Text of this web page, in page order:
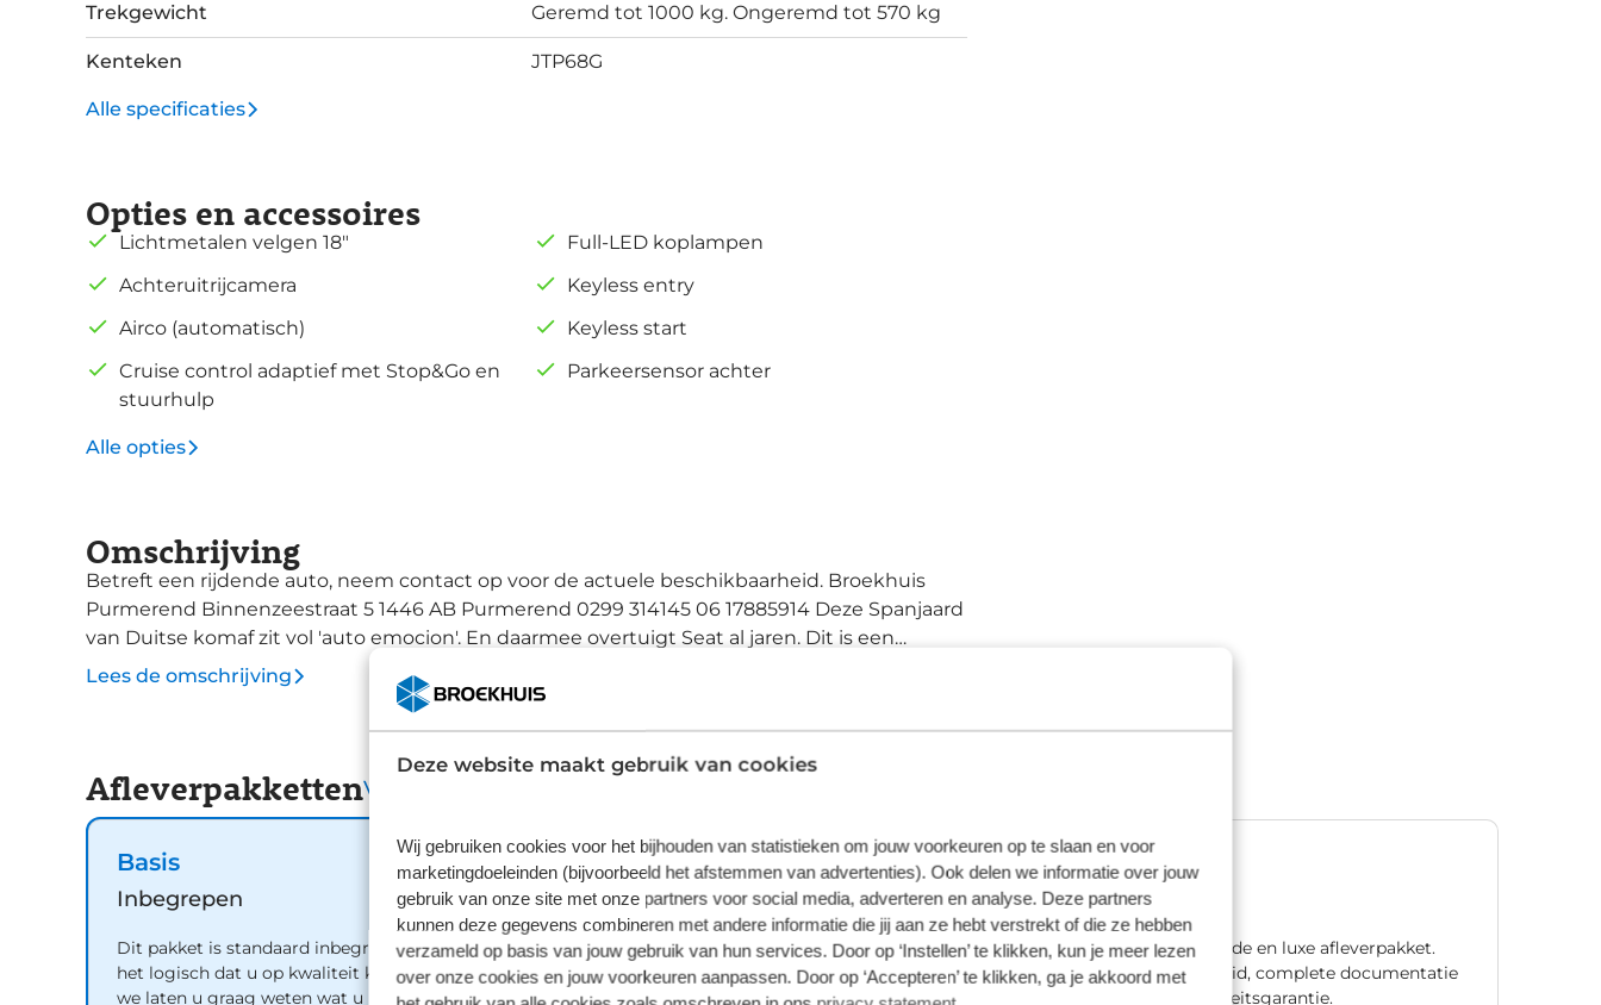
Deze website maakt gebruik van cookies
Wij gebruiken cookies voor het bijhouden van statistieken om jouw voorkeuren op te slaan en voor
marketingdoeleinden (bijvoorbeeld het afstemmen van advertenties). Ook delen we informatie over jouw
gebruik van onze site met onze partners voor social media, adverteren en analyse. Deze partners
kunnen deze gegevens combineren met andere informatie die jij aan ze hebt verstrekt of die ze hebben
verzameld op basis van jouw gebruik van hun services. Door op ‘Instellen’ te klikken, kun je meer lezen
over onze cookies en jouw voorkeuren aanpassen. Door op ‘Accepteren’ te klikken, ga je akkoord met
Trekgewicht Geremd tot 1000 kg. Ongeremd tot 570 kg
Kenteken JTP68G
Alle specificaties
Opties en accessoires
Lichtmetalen velgen 18"
Achteruitrijcamera
Airco (automatisch)
Cruise control adaptief met Stop&Go en
stuurhulp
Full-LED koplampen
Keyless entry
Keyless start
Parkeersensor achter
Alle opties
Omschrijving
Betreft een rijdende auto, neem contact op voor de actuele beschikbaarheid. Broekhuis
Purmerend Binnenzeestraat 5 1446 AB Purmerend 0299 314145 06 17885914 Deze Spanjaard
van Duitse komaf zit vol 'auto emocion'. En daarmee overtuigt Seat al jaren. Dit is een
nieuwe auto, hij is nu direct leverbaar. In deze auto vindt u een benzinemotor en een
handgeschakelde vijfversnellingsbak. Deze SEAT Ibiza heeft verwarmbare voorstoelen, voor
tijdens het accelereren en bij het nemen van scherpe bochten. Tot de voorzieningen van
deze auto behoren 18 inch lichtmetalen velgen, Full LED koplampen, extra getint glas, in
delen neerklapbare achterbank en LED-achterlichten. U ziet geen paaltje meer over het
hoofd dankzij de achteruitrijcamera. Met adaptive cruise control houdt de auto zelfstandig
afstand tot uw voorligger. Een veiligheidsverhogende optie waarmee u comfortabel
onderweg bent. Filerijden zal nooit een pretje worden. Maar met de file assistent wordt het
wél relaxter. Deze geavanceerde optie zorgt dat u automatisch de juiste afstand tot de
voorligger houdt en remt bovendien als de rij tot stilstand komt. Waar u zelf ook bent, u
staat altijd in contact met de auto via de app op uw smartphone. Zo controleert u
Lees de omschrijving
AfleverpakkettenVergelijk
Basis
Inbegrepen
Dit pakket is standaard inbegrepen. We vinden
het logisch dat u op kwaliteit kunt rekenen en
we laten u graag weten wat u kunt verwachten.
Plus
€ 995,00
Wilt u meer zekerheid door langere garantie en
meer uitgebreide voertuig check dan maakt u
met dit pakket de juiste keuze. Bovendien kunt u
Premium
€ 1.195,00
Ons meest uitgebreide en luxe afleverpakket.
Met één jaar zekerheid, complete documentatie
en natuurlijk mobiliteitsgarantie.